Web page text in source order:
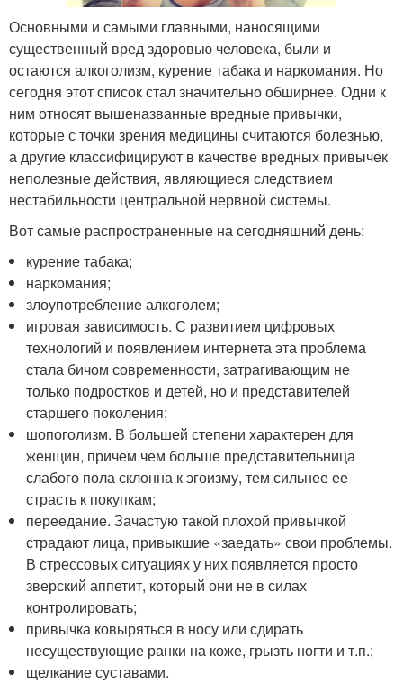
Основными и самыми главными, наносящими
существенный вред здоровью человека, были и
остаются алкоголизм, курение табака и наркомания. Но
сегодня этот список стал значительно обширнее. Одни к
ним относят вышеназванные вредные привычки,
которые с точки зрения медицины считаются болезнью,
а другие классифицируют в качестве вредных привычек
неполезные действия, являющиеся следствием
нестабильности центральной нервной системы.
Вот самые распространенные на сегодняшний день:
курение табака;
наркомания;
злоупотребление алкоголем;
игровая зависимость. С развитием цифровых
технологий и появлением интернета эта проблема
стала бичом современности, затрагивающим не
только подростков и детей, но и представителей
старшего поколения;
шопоголизм. В большей степени характерен для
женщин, причем чем больше представительница
слабого пола склонна к эгоизму, тем сильнее ее
страсть к покупкам;
переедание. Зачастую такой плохой привычкой
страдают лица, привыкшие «заедать» свои проблемы.
В стрессовых ситуациях у них появляется просто
зверский аппетит, который они не в силах
контролировать;
привычка ковыряться в носу или сдирать
несуществующие ранки на коже, грызть ногти и т.п.;
щелкание суставами.